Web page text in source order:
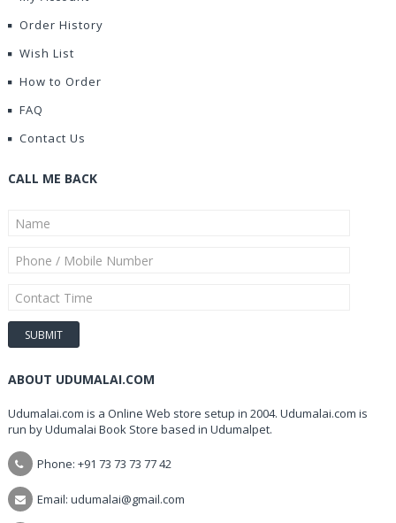
Order History
Wish List
How to Order
FAQ
Contact Us
CALL ME BACK
ABOUT UDUMALAI.COM
Udumalai.com is a Online Web store setup in 2004. Udumalai.com is
run by Udumalai Book Store based in Udumalpet.
Phone: +91 73 73 73 77 42
Email: udumalai@gmail.com